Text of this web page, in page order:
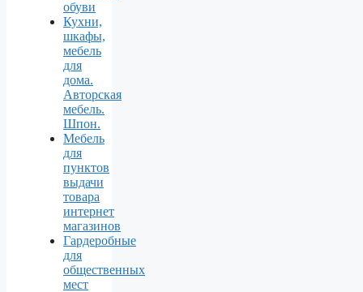
обуви
Кухни,
шкафы,
мебель
для
дома.
Авторская
мебель.
Шпон.
Мебель
для
пунктов
выдачи
товара
интернет
магазинов
Гардеробные
для
общественных
мест